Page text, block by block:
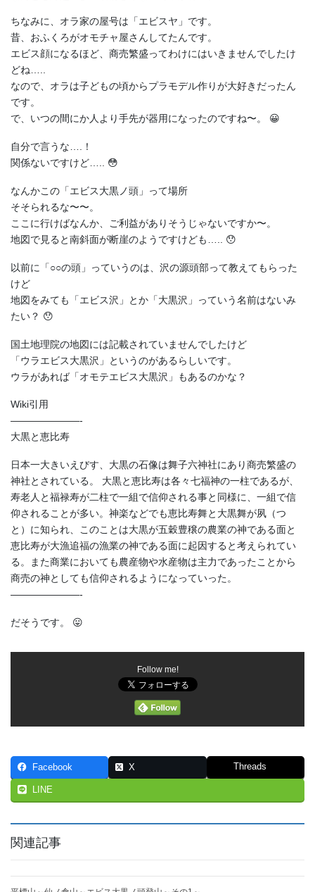
ちなみに、オラ家の屋号は「エビスヤ」です。
昔、おふくろがオモチャ屋さんしてたんです。
エビス顔になるほど、商売繁盛ってわけにはいきませんでしたけ
どね…..
なので、オラは子どもの頃からプラモデル作りが大好きだったん
です。
で、いつの間にか人より手先が器用になったのですね〜。 😀
自分で言うな….！
関係ないですけど….. 😳
なんかこの「エビス大黒ノ頭」って場所
そそられるな〜〜。
ここに行けばなんか、ご利益がありそうじゃないですか〜。
地図で見ると南斜面が断崖のようですけども….. 😯
以前に「○○の頭」っていうのは、沢の源頭部って教えてもらった
けど
地図をみても「エビス沢」とか「大黒沢」っていう名前はないみ
たい？ 😯
国土地理院の地図には記載されていませんでしたけど
「ウラエビス大黒沢」というのがあるらしいです。
ウラがあれば「オモテエビス大黒沢」もあるのかな？
Wiki引用
———————-
大黒と恵比寿
日本一大きいえびす、大黒の石像は舞子六神社にあり商売繁盛の
神社とされている。 大黒と恵比寿は各々七福神の一柱であるが、
寿老人と福禄寿が二柱で一組で信仰される事と同様に、一組で信
仰されることが多い。神楽などでも恵比寿舞と大黒舞が夙（つ
と）に知られ、このことは大黒が五穀豊穣の農業の神である面と
恵比寿が大漁追福の漁業の神である面に起因すると考えられてい
る。また商業においても農産物や水産物は主力であったことから
商売の神としても信仰されるようになっていった。
———————-
だそうです。 😛
Follow me!
Facebook X Threads
LINE
関連記事